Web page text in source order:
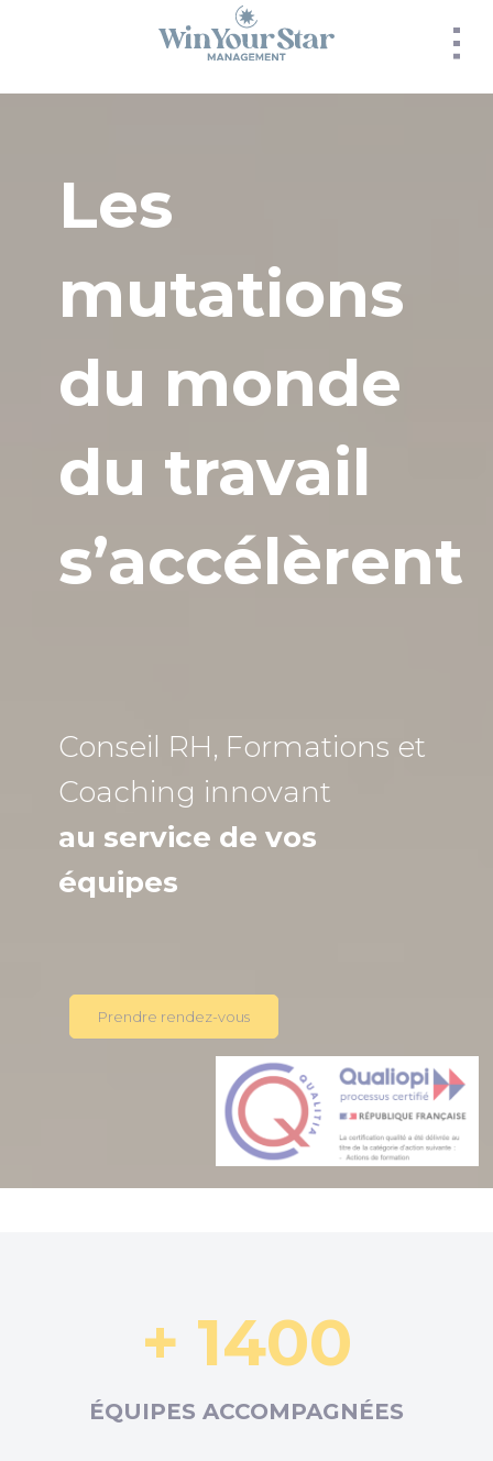
Les
mutations
du monde
du travail
s’accélèrent
Conseil RH, Formations et
Coaching innovant
au service de vos
équipes
Prendre rendez-vous
+ 1400
ÉQUIPES ACCOMPAGNÉES